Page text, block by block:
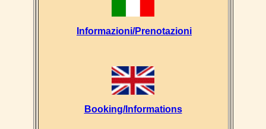
Informazioni/Prenotazioni
Booking/Informations